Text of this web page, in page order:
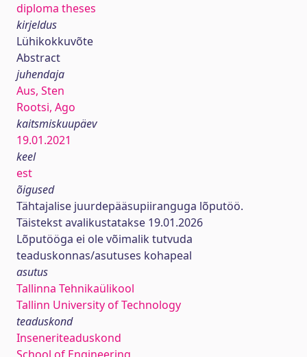
diploma theses
kirjeldus
Lühikokkuvõte
Abstract
juhendaja
Aus, Sten
Rootsi, Ago
kaitsmiskuupäev
19.01.2021
keel
est
õigused
Tähtajalise juurdepääsupiiranguga lõputöö.
Täistekst avalikustatakse 19.01.2026
Lõputööga ei ole võimalik tutvuda
teaduskonnas/asutuses kohapeal
asutus
Tallinna Tehnikaülikool
Tallinn University of Technology
teaduskond
Inseneriteaduskond